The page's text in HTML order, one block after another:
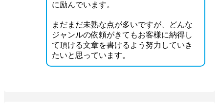
に励んでいます。
まだまだ未熟な点が多いですが、どんな
ジャンルの依頼がきてもお客様に納得し
て頂ける文章を書けるよう努力していき
たいと思っています。